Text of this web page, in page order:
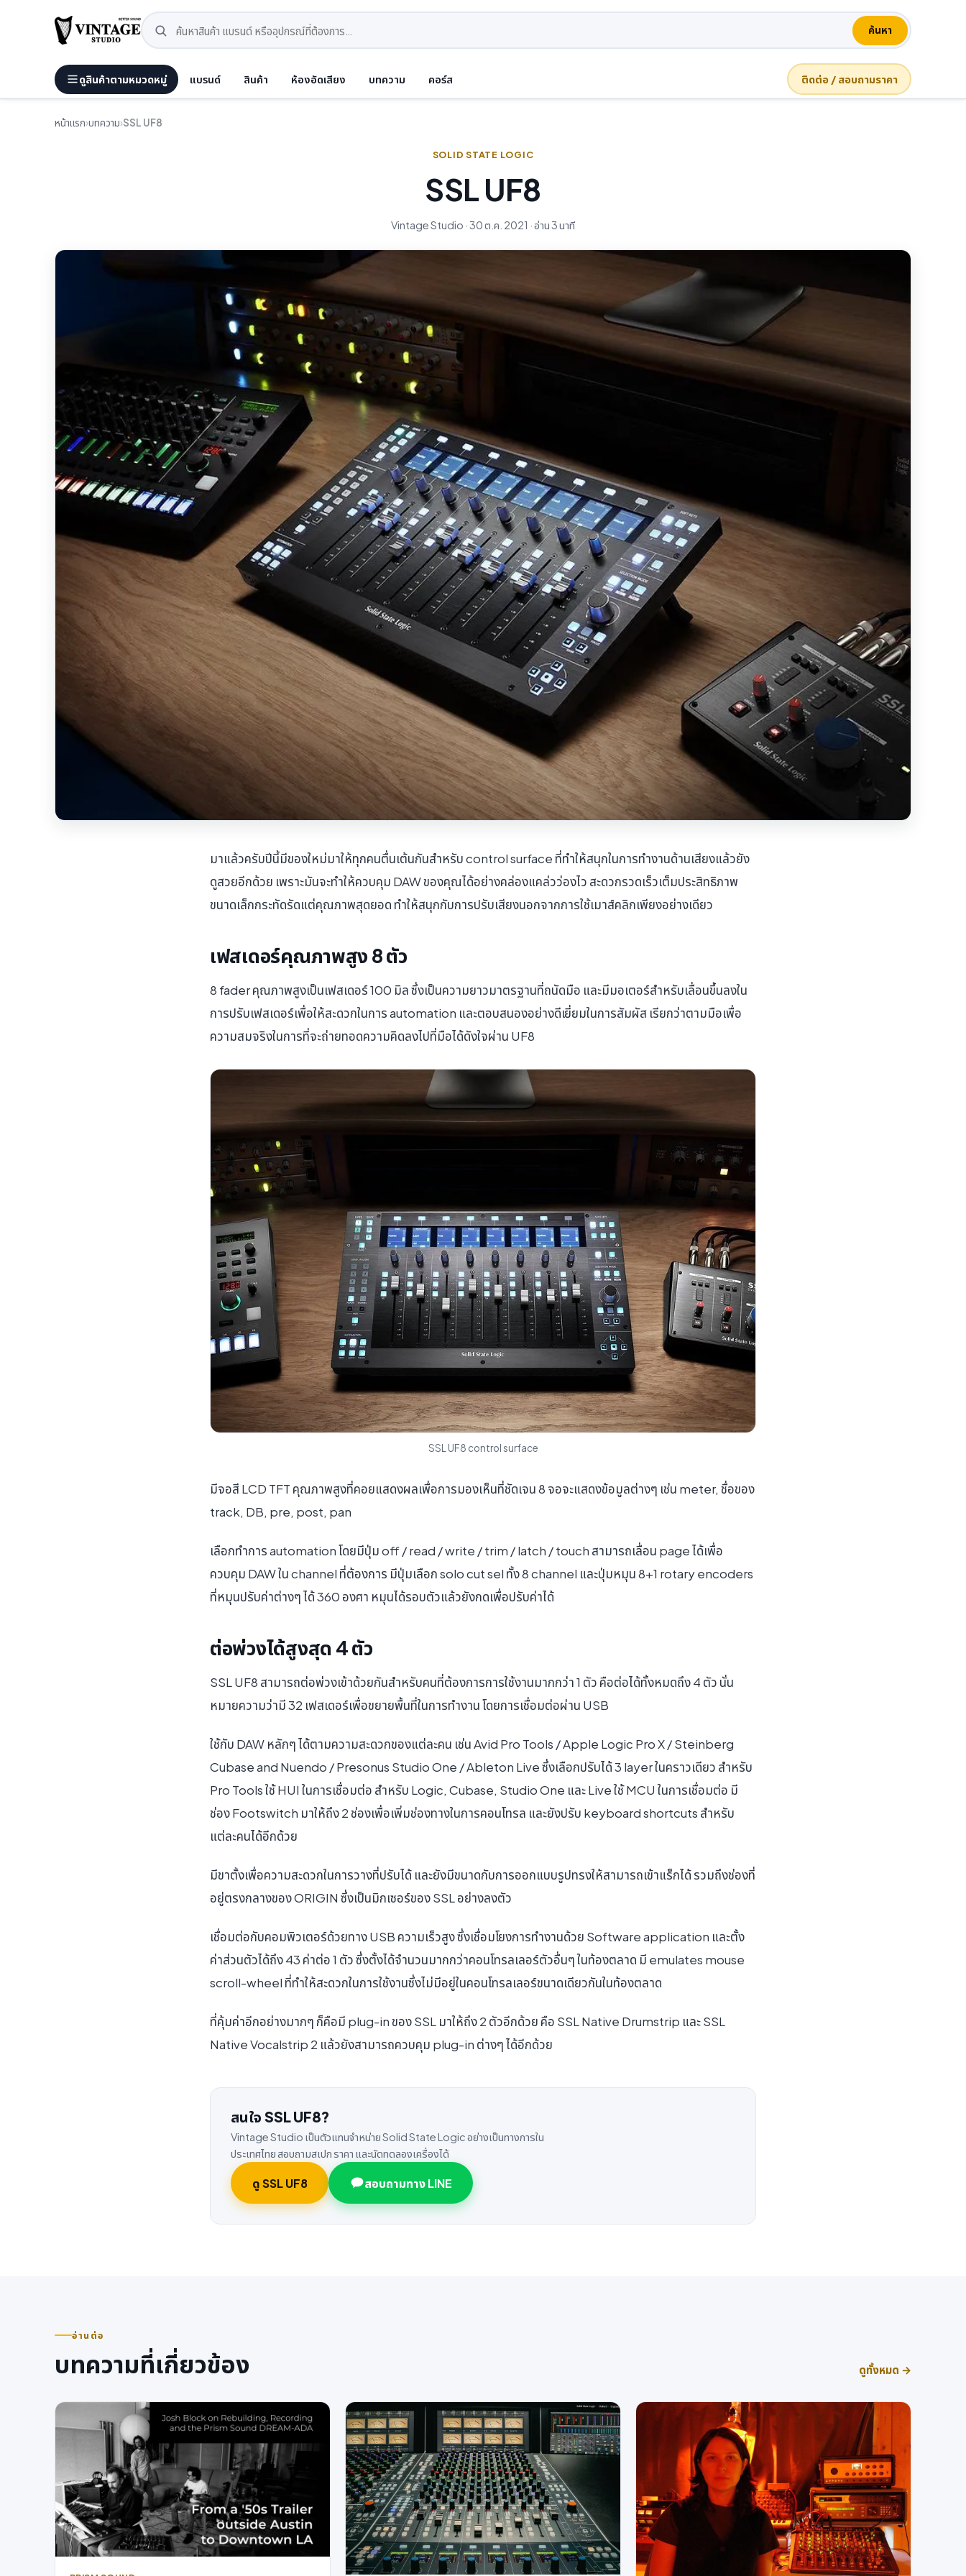
ค้นหา
ดูสินค้าตามหมวดหมู่ แบรนด์ สินค้า ห้องอัดเสียง บทความ คอร์ส ติดต่อ / สอบถามราคา
หน้าแรก›บทความ›SSL UF8
SOLID STATE LOGIC
SSL UF8
Vintage Studio · 30 ต.ค. 2021 · อ่าน 3 นาที
มาแล้วครับปีนี้มีของใหม่มาให้ทุกคนตื่นเต้นกันสำหรับ control surface ที่ทำให้สนุกในการทำงานด้านเสียงแล้วยัง
ดูสวยอีกด้วย เพราะมันจะทำให้ควบคุม DAW ของคุณได้อย่างคล่องแคล่วว่องไว สะดวกรวดเร็วเต็มประสิทธิภาพ
ขนาดเล็กกระทัดรัดแต่คุณภาพสุดยอด ทำให้สนุกกับการปรับเสียงนอกจากการใช้เมาส์คลิกเพียงอย่างเดียว
เฟสเดอร์คุณภาพสูง 8 ตัว
8 fader คุณภาพสูงเป็นเฟสเดอร์ 100 มิล ซึ่งเป็นความยาวมาตรฐานที่ถนัดมือ และมีมอเตอร์สำหรับเลื่อนขึ้นลงใน
การปรับเฟสเดอร์เพื่อให้สะดวกในการ automation และตอบสนองอย่างดีเยี่ยมในการสัมผัส เรียกว่าตามมือเพื่อ
ความสมจริงในการที่จะถ่ายทอดความคิดลงไปที่มือได้ดังใจผ่าน UF8
SSL UF8 control surface
มีจอสี LCD TFT คุณภาพสูงที่คอยแสดงผลเพื่อการมองเห็นที่ชัดเจน 8 จอจะแสดงข้อมูลต่างๆ เช่น meter, ชื่อของ
track, DB, pre, post, pan
เลือกทำการ automation โดยมีปุ่ม off / read / write / trim / latch / touch สามารถเลื่อน page ได้เพื่อ
ควบคุม DAW ใน channel ที่ต้องการ มีปุ่มเลือก solo cut sel ทั้ง 8 channel และปุ่มหมุน 8+1 rotary encoders
ที่หมุนปรับค่าต่างๆ ได้ 360 องศา หมุนได้รอบตัวแล้วยังกดเพื่อปรับค่าได้
ต่อพ่วงได้สูงสุด 4 ตัว
SSL UF8 สามารถต่อพ่วงเข้าด้วยกันสำหรับคนที่ต้องการการใช้งานมากกว่า 1 ตัว คือต่อได้ทั้งหมดถึง 4 ตัว นั่น
หมายความว่ามี 32 เฟสเดอร์เพื่อขยายพื้นที่ในการทำงาน โดยการเชื่อมต่อผ่าน USB
ใช้กับ DAW หลักๆ ได้ตามความสะดวกของแต่ละคน เช่น Avid Pro Tools / Apple Logic Pro X / Steinberg
Cubase and Nuendo / Presonus Studio One / Ableton Live ซึ่งเลือกปรับได้ 3 layer ในคราวเดียว สำหรับ
Pro Tools ใช้ HUI ในการเชื่อมต่อ สำหรับ Logic, Cubase, Studio One และ Live ใช้ MCU ในการเชื่อมต่อ มี
ช่อง Footswitch มาให้ถึง 2 ช่องเพื่อเพิ่มช่องทางในการคอนโทรล และยังปรับ keyboard shortcuts สำหรับ
แต่ละคนได้อีกด้วย
มีขาตั้งเพื่อความสะดวกในการวางที่ปรับได้ และยังมีขนาดกับการออกแบบรูปทรงให้สามารถเข้าแร็กได้ รวมถึงช่องที่
อยู่ตรงกลางของ ORIGIN ซึ่งเป็นมิกเซอร์ของ SSL อย่างลงตัว
เชื่อมต่อกับคอมพิวเตอร์ด้วยทาง USB ความเร็วสูง ซึ่งเชื่อมโยงการทำงานด้วย Software application และตั้ง
ค่าส่วนตัวได้ถึง 43 ค่าต่อ 1 ตัว ซึ่งตั้งได้จำนวนมากกว่าคอนโทรลเลอร์ตัวอื่นๆ ในท้องตลาด มี emulates mouse
scroll-wheel ที่ทำให้สะดวกในการใช้งานซึ่งไม่มีอยู่ในคอนโทรลเลอร์ขนาดเดียวกันในท้องตลาด
ที่คุ้มค่าอีกอย่างมากๆ ก็คือมี plug-in ของ SSL มาให้ถึง 2 ตัวอีกด้วย คือ SSL Native Drumstrip และ SSL
Native Vocalstrip 2 แล้วยังสามารถควบคุม plug-in ต่างๆ ได้อีกด้วย
สนใจ SSL UF8?
Vintage Studio เป็นตัวแทนจำหน่าย Solid State Logic อย่างเป็นทางการใน
ประเทศไทย สอบถามสเปก ราคา และนัดทดลองเครื่องได้
ดู SSL UF8 สอบถามทาง LINE
อ่านต่อ
บทความที่เกี่ยวข้อง ดูทั้งหมด →